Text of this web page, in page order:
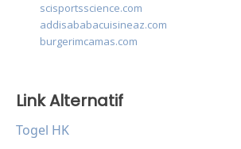
scisportsscience.com
addisababacuisineaz.com
burgerimcamas.com
Link Alternatif
Togel HK